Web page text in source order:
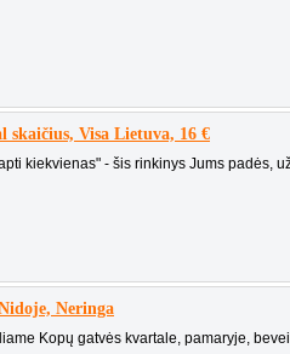
skaičius, Visa Lietuva, 16 €
kiekvienas" - šis rinkinys Jums padės,
Neringa
Kopų gatvės kvartale, pamaryje,